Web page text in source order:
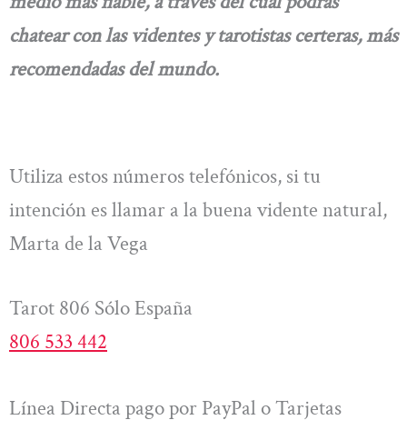
chatear con las videntes y tarotistas certeras, más
recomendadas del mundo.
Utiliza estos números telefónicos, si tu
intención es llamar a la buena vidente natural,
Marta de la Vega
Tarot 806 Sólo España
806 533 442
Línea Directa pago por PayPal o Tarjetas